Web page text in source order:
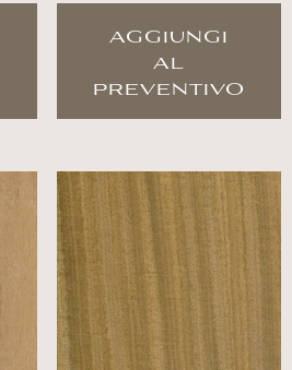
aggiungi
al
preventivo